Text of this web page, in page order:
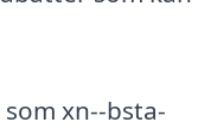
xn--bsta-